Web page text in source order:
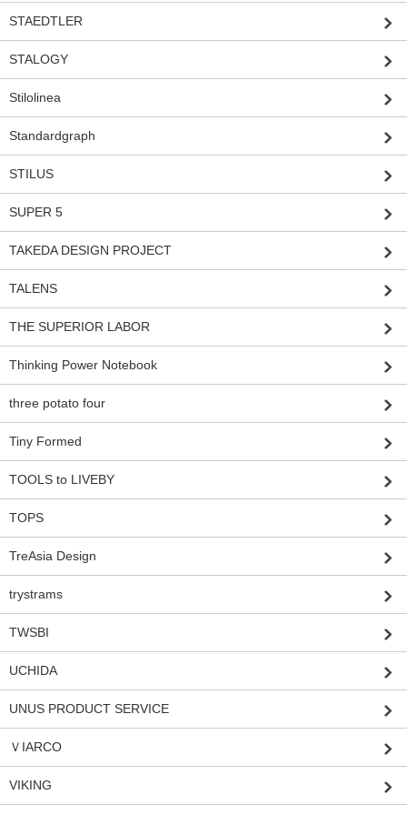
STAEDTLER
STALOGY
Stilolinea
Standardgraph
STILUS
SUPER 5
TAKEDA DESIGN PROJECT
TALENS
THE SUPERIOR LABOR
Thinking Power Notebook
three potato four
Tiny Formed
TOOLS to LIVEBY
TOPS
TreAsia Design
trystrams
TWSBI
UCHIDA
UNUS PRODUCT SERVICE
ＶIARCO
VIKING